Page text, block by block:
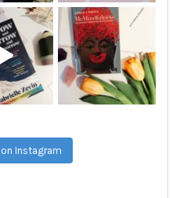
Instagram